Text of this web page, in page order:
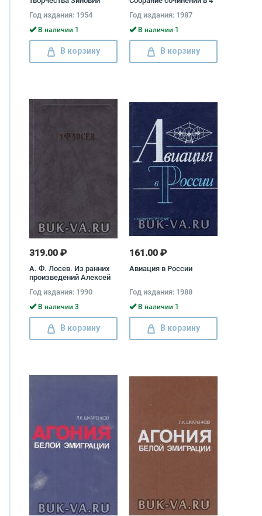
Год издания: 1954
В наличии 1
В корзину
Макаренко
Год издания: 1987
В наличии 1
В корзину
319.00 ₽
А. Ф. Лосев. Из ранних
произведений Алексей
Год издания: 1990
В наличии 3
В корзину
161.00 ₽
Авиация в России
Год издания: 1988
В наличии 1
В корзину